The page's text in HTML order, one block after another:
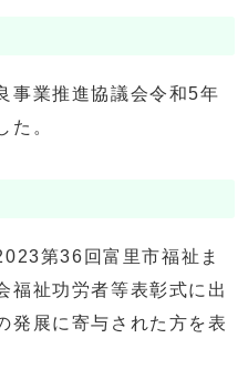
事業推進協議会令和5年
た。
第36回富里市福祉ま
福祉功労者等表彰式に出
発展に寄与された方を表